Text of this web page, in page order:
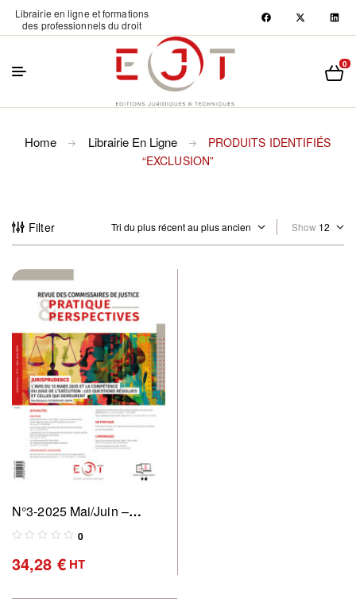
Librairie en ligne et formations
des professionnels du droit
0
Home Librairie En Ligne
PRODUITS IDENTIFIÉS
“EXCLUSION”
Filter Show
N°3-2025 Mai/Juin –
Revue des commissaires
perspectives
0
34,28 €HT